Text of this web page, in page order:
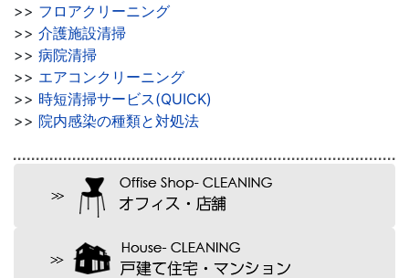
>> フロアクリーニング
>> 介護施設清掃
>> 病院清掃
>> エアコンクリーニング
>> 時短清掃サービス(QUICK)
>> 院内感染の種類と対処法